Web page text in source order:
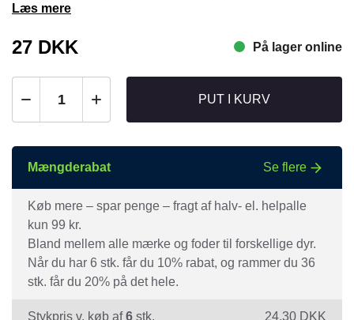
Læs mere
27 DKK På lager online
PUT I KURV
Mængderabat Se flere
Køb mere – spar penge – fragt af halv- el. helpalle
kun 99 kr.
Bland mellem alle mærke og foder til forskellige dyr.
Når du har 6 stk. får du 10% rabat, og rammer du 36
stk. får du 20% på det hele.
Stykpris v. køb af6 stk. 24,30 DKK